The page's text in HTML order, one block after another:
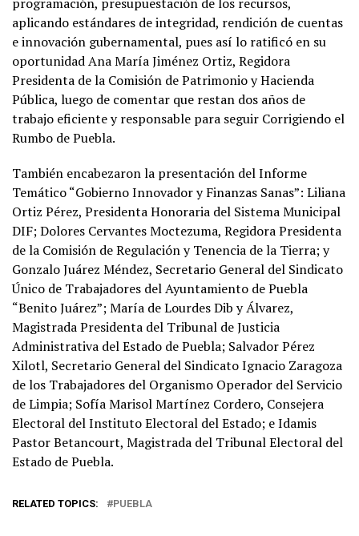
aplicando estándares de integridad, rendición de cuentas
e innovación gubernamental, pues así lo ratificó en su
oportunidad Ana María Jiménez Ortiz, Regidora
Presidenta de la Comisión de Patrimonio y Hacienda
Pública, luego de comentar que restan dos años de
trabajo eficiente y responsable para seguir Corrigiendo el
Rumbo de Puebla.
También encabezaron la presentación del Informe
Temático “Gobierno Innovador y Finanzas Sanas”: Liliana
Ortiz Pérez, Presidenta Honoraria del Sistema Municipal
DIF; Dolores Cervantes Moctezuma, Regidora Presidenta
de la Comisión de Regulación y Tenencia de la Tierra; y
Gonzalo Juárez Méndez, Secretario General del Sindicato
Único de Trabajadores del Ayuntamiento de Puebla
“Benito Juárez”; María de Lourdes Dib y Álvarez,
Magistrada Presidenta del Tribunal de Justicia
Administrativa del Estado de Puebla; Salvador Pérez
Xilotl, Secretario General del Sindicato Ignacio Zaragoza
de los Trabajadores del Organismo Operador del Servicio
de Limpia; Sofía Marisol Martínez Cordero, Consejera
Electoral del Instituto Electoral del Estado; e Idamis
Pastor Betancourt, Magistrada del Tribunal Electoral del
Estado de Puebla.
RELATED TOPICS: PUEBLA